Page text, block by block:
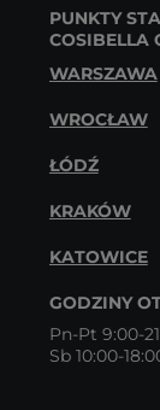
PUNKTY
COSIBELLA
WARSZAWA
WROCŁAW
ŁÓDŹ
KRAKÓW
KATOWICE
GODZINY
Pn-Pt 9:00-
Sb 10:00-